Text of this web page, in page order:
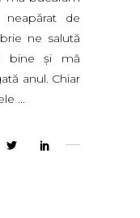
de
ne salută
bine şi mă
anul. Chiar